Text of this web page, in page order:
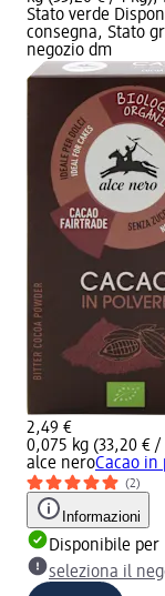
Stato verde
consegna, Stato
negozio dm
2,49 €
0,075 kg (33,20 € /
alce neroCacao in
(2)
Informazioni
Disponibile per
seleziona il